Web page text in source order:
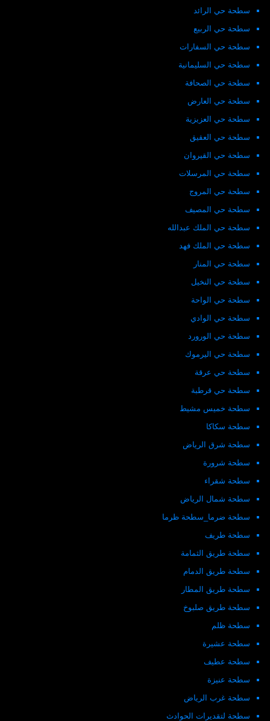
سطحة حي الرائد
سطحة حي الربيع
سطحة حي السفارات
سطحة حي السليمانية
سطحة حي الصحافة
سطحة حي العارض
سطحة حي العزيزية
سطحة حي العقيق
سطحة حي القيروان
سطحة حي المرسلات
سطحة حي المروج
سطحة حي المصيف
سطحة حي الملك عبدالله
سطحة حي الملك فهد
سطحة حي المنار
سطحة حي النخيل
سطحة حي الواحة
سطحة حي الوادي
سطحة حي الورورد
سطحة حي اليرموك
سطحة حي عرقة
سطحة حي قرطبة
سطحة خميس مشيط
سطحة سكاكا
سطحة شرق الرياض
سطحة شرورة
سطحة شقراء
سطحة شمال الرياض
سطحة ضرما_سطحة ظرما
سطحة طريف
سطحة طريق الثمامة
سطحة طريق الدمام
سطحة طريق المطار
سطحة طريق صلبوخ
سطحة ظلم
سطحة عشيرة
سطحة عطيف
سطحة عنيزة
سطحة غرب الرياض
سطحة لتقديرات الحوادث